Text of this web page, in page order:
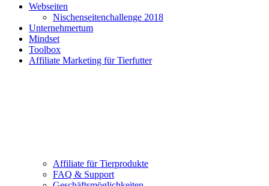
Webseiten
Nischenseitenchallenge 2018
Unternehmertum
Mindset
Toolbox
Affiliate Marketing für Tierfutter
Affiliate für Tierprodukte
FAQ & Support